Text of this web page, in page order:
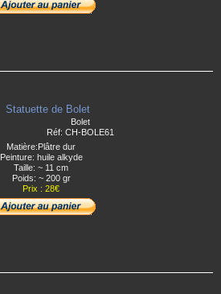
Bolet
Réf: CH-BOLE61
Matière:Plâtre dur
Peinture: huile alkyde
Taille: ~ 11 cm
Poids: ~ 200 gr
Prix : 28€